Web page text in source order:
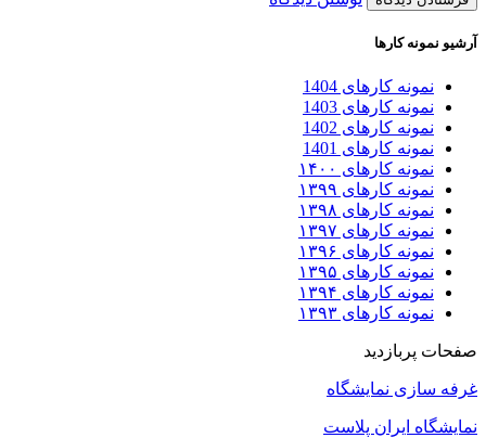
آرشیو نمونه کارها
نمونه کارهای 1404
نمونه کارهای 1403
نمونه کارهای 1402
نمونه کارهای 1401
نمونه کارهای ۱۴۰۰
نمونه کارهای ۱۳۹۹
نمونه کارهای ۱۳۹۸
نمونه کارهای ۱۳۹۷
نمونه کارهای ۱۳۹۶
نمونه کارهای ۱۳۹۵
نمونه کارهای ۱۳۹۴
نمونه کارهای ۱۳۹۳
صفحات پربازدید
غرفه سازی نمایشگاه
نمایشگاه ایران پلاست